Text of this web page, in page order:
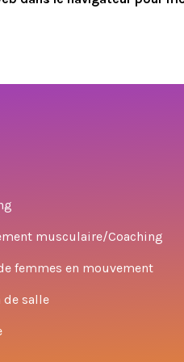
musculaire/Coaching
femmes en mouvement
de salle